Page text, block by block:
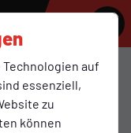
auf
essenziell,
zu
können